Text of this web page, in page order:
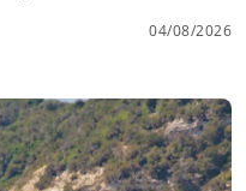
04/08/2026